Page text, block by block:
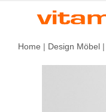
Home | Design Möbel |